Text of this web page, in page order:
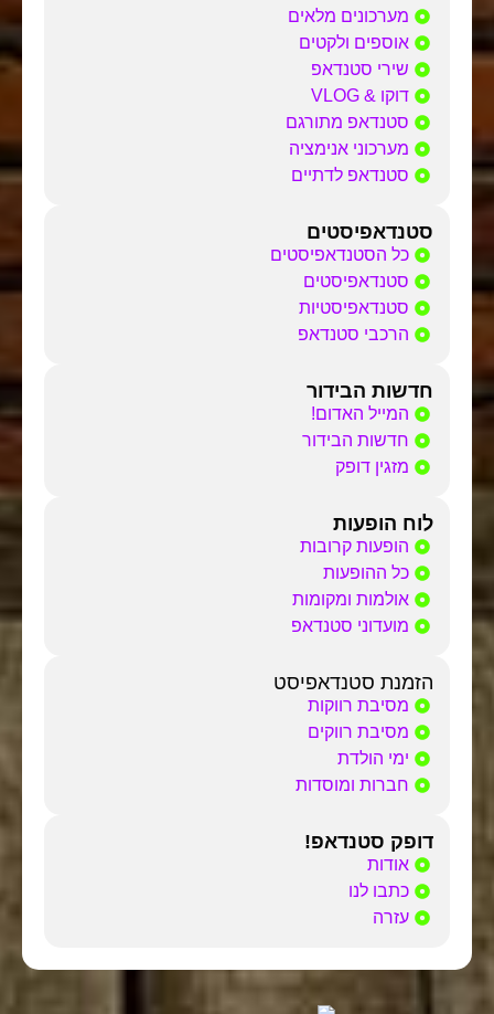
מערכונים מלאים
אוספים ולקטים
שירי סטנדאפ
דוקו & VLOG
סטנדאפ מתורגם
מערכוני אנימציה
סטנדאפ לדתיים
סטנדאפיסטים
כל הסטנדאפיסטים
סטנדאפיסטים
סטנדאפיסטיות
הרכבי סטנדאפ
חדשות הבידור
המייל האדום!
חדשות הבידור
מזגין דופק
לוח הופעות
הופעות קרובות
כל ההופעות
אולמות ומקומות
מועדוני סטנדאפ
הזמנת סטנדאפיסט
מסיבת רווקות
מסיבת רווקים
ימי הולדת
חברות ומוסדות
דופק סטנדאפ!
אודות
כתבו לנו
עזרה